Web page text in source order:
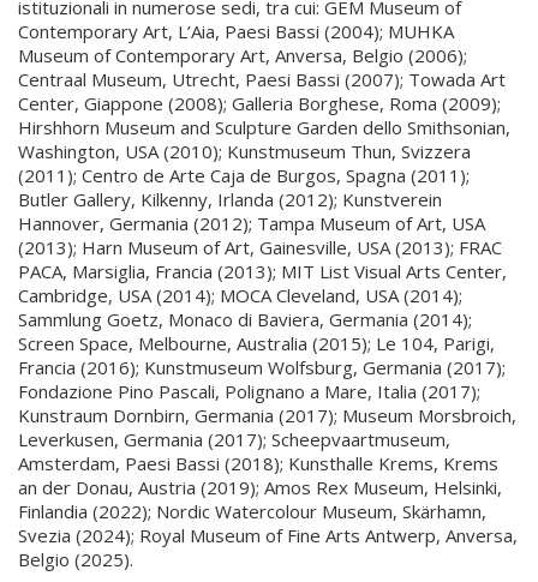
istituzionali in numerose sedi, tra cui: GEM Museum of
Contemporary Art, L’Aia, Paesi Bassi (2004); MUHKA
Museum of Contemporary Art, Anversa, Belgio (2006);
Centraal Museum, Utrecht, Paesi Bassi (2007); Towada Art
Center, Giappone (2008); Galleria Borghese, Roma (2009);
Hirshhorn Museum and Sculpture Garden dello Smithsonian,
Washington, USA (2010); Kunstmuseum Thun, Svizzera
(2011); Centro de Arte Caja de Burgos, Spagna (2011);
Butler Gallery, Kilkenny, Irlanda (2012); Kunstverein
Hannover, Germania (2012); Tampa Museum of Art, USA
(2013); Harn Museum of Art, Gainesville, USA (2013); FRAC
PACA, Marsiglia, Francia (2013); MIT List Visual Arts Center,
Cambridge, USA (2014); MOCA Cleveland, USA (2014);
Sammlung Goetz, Monaco di Baviera, Germania (2014);
Screen Space, Melbourne, Australia (2015); Le 104, Parigi,
Francia (2016); Kunstmuseum Wolfsburg, Germania (2017);
Fondazione Pino Pascali, Polignano a Mare, Italia (2017);
Kunstraum Dornbirn, Germania (2017); Museum Morsbroich,
Leverkusen, Germania (2017); Scheepvaartmuseum,
Amsterdam, Paesi Bassi (2018); Kunsthalle Krems, Krems
an der Donau, Austria (2019); Amos Rex Museum, Helsinki,
Finlandia (2022); Nordic Watercolour Museum, Skärhamn,
Svezia (2024); Royal Museum of Fine Arts Antwerp, Anversa,
Belgio (2025).